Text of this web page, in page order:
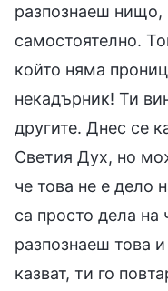
разпознаеш
самостоятелно.
който няма
некадърник! Ти
другите. Днес се
Светия Дух, но
че това не е дело
са просто дела
разпознаеш това
казват, ти го